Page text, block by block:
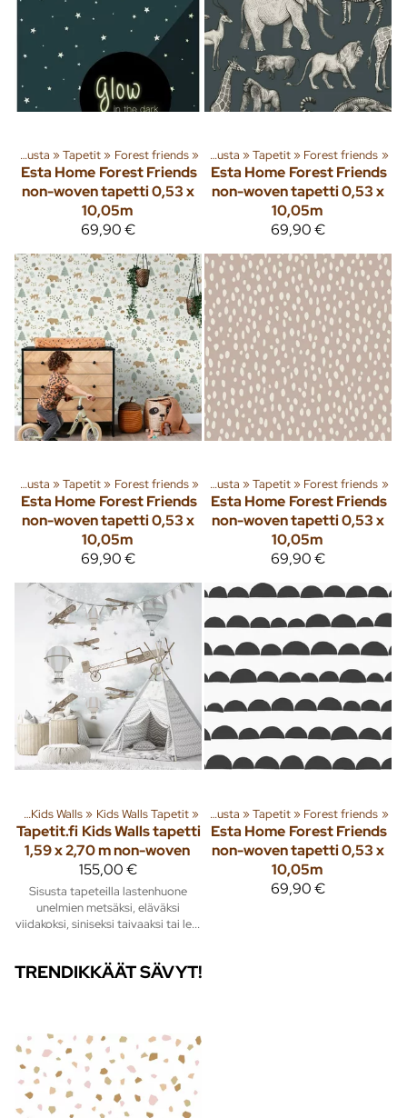
Sisusta ‪»Tapetit‪» Forest friends‪»
Esta Home Forest Friends
non-woven tapetti 0,53 x
10,05m
69,90 €
Tuoteryhmiä ja tuotteita ‪» Sisusta ‪»Tapetit‪» Forest friends ‪»
Esta Home Forest Friends
non-woven tapetti 0,53 x
10,05m
69,90 €
Sisusta ‪»Tapetit‪» Forest friends‪»
Esta Home Forest Friends
non-woven tapetti 0,53 x
10,05m
69,90 €
Tuoteryhmiä ja tuotteita ‪» Sisusta ‪»Tapetit‪» Forest friends ‪»
Esta Home Forest Friends
non-woven tapetti 0,53 x
10,05m
69,90 €
‪» Kids Walls‪» Kids Walls Tapetit‪»
Tapetit.fi Kids Walls tapetti
1,59 x 2,70 m non-woven
155,00 €
Sisusta tapeteilla lastenhuone
unelmien metsäksi, eläväksi
viidakoksi, siniseksi taivaaksi tai le...
Tuoteryhmiä ja tuotteita ‪» Sisusta ‪»Tapetit‪» Forest friends ‪»
Esta Home Forest Friends
non-woven tapetti 0,53 x
10,05m
69,90 €
TRENDIKKÄÄT SÄVYT!